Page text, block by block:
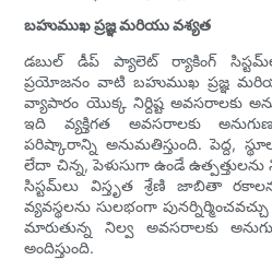
బహుముఖ ప్రజ్ఞ మరియు వశ్యత
డబుల్ డీప్ ప్యాలెట్ ర్యాకింగ్
ప్రయోజనం వాటి బహుముఖ ప్రజ్ఞ
వ్యాపారం యొక్క నిర్దిష్ట అవసరాలకు
ఇది వ్యక్తిగత అవసరాలకు
పరిష్కారాన్ని అనుమతిస్తుంది. పెద్ద,
లేదా చిన్న, పెళుసుగా ఉండే
సిస్టమ్‌లు విస్తృత శ్రేణి జాబితా
వ్యవస్థలను సులభంగా
మారుతున్న నిల్వ అవసరాలకు
అందిస్తుంది.